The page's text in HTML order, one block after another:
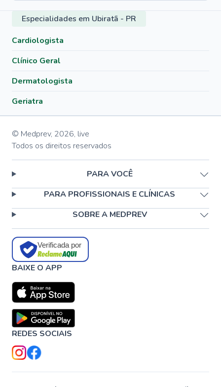
Especialidades em Ubiratã - PR
Cardiologista
Clínico Geral
Dermatologista
Geriatra
© Medprev, 2026, live
Todos os direitos reservados
PARA VOCÊ
PARA PROFISSIONAIS E CLÍNICAS
SOBRE A MEDPREV
Verificada por
BAIXE O APP
REDES SOCIAIS